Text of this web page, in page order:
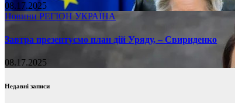
08.17.2025
Новини РЕГІОН УКРАЇНА
Завтра презентуємо план дій Уряду, – Свириденко
08.17.2025
Недавні записи